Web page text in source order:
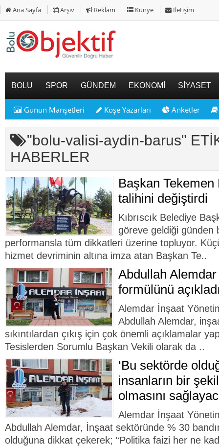
Ana Sayfa Arşiv Reklam Künye İletişim
BOLU SPOR GÜNDEM EKONOMİ SİYASET
Günün Manşetleri Köşe Yazarları Anketler
"bolu-valisi-aydin-barus"
HABERLER
Başkan Tekemen
talihini değiştirdi
Kıbrıscık Belediye
göreve geldiği günden
performansla tüm dikkatleri üzerine topluyor.
hizmet devriminin altına imza atan Başkan Te..
Abdullah Alemdar
formülünü
Alemdar İnşaat
Abdullah Alemdar,
sıkıntılardan çıkış için çok önemli açıklamalar
Tesislerden Sorumlu Başkan Vekili olarak da ..
‘Bu sektörde
insanların bir
olmasını
Alemdar İnşaat
Abdullah Alemdar, İnşaat sektöründe % 30
olduğuna dikkat çekerek; “Politika faizi her ne